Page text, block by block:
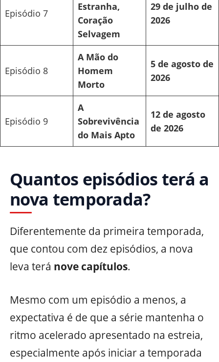
Episódio 7
Estranha,
Coração
Selvagem
29 de julho de
2026
Episódio 8
A Mão do
Homem
Morto
5 de agosto de
2026
Episódio 9
A
Sobrevivência
do Mais Apto
12 de agosto
de 2026
Quantos episódios terá a
nova temporada?
Diferentemente da primeira temporada,
que contou com dez episódios, a nova
leva terá nove capítulos.
Mesmo com um episódio a menos, a
expectativa é de que a série mantenha o
ritmo acelerado apresentado na estreia,
especialmente após iniciar a temporada